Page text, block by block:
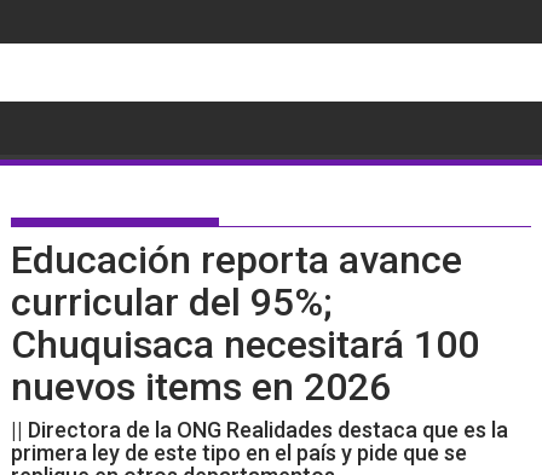
al
Educación reporta avance
curricular del 95%;
Chuquisaca necesitará 100
nuevos items en 2026
|| Directora de la ONG Realidades destaca que es la
primera ley de este tipo en el país y pide que se